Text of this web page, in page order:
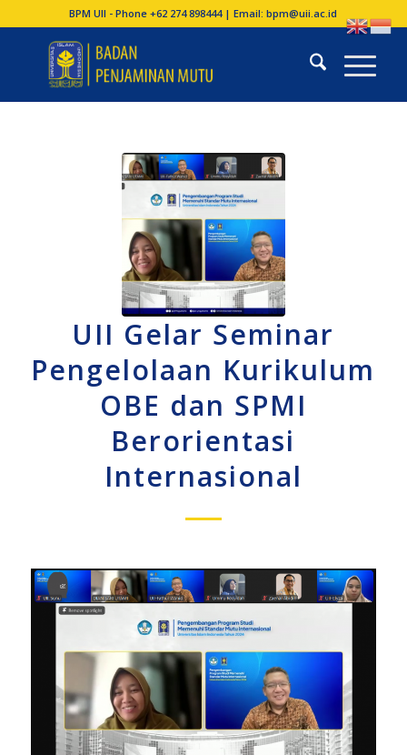
BPM UII - Phone +62 274 898444 | Email:bpm@uii.ac.id
UII Gelar Seminar
Pengelolaan Kurikulum
OBE dan SPMI
Berorientasi
Internasional